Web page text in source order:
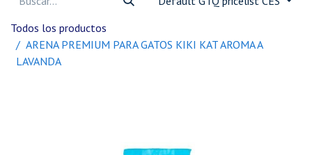
Todos los productos
ARENA PREMIUM PARA GATOS KIKI KAT AROMA A
LAVANDA